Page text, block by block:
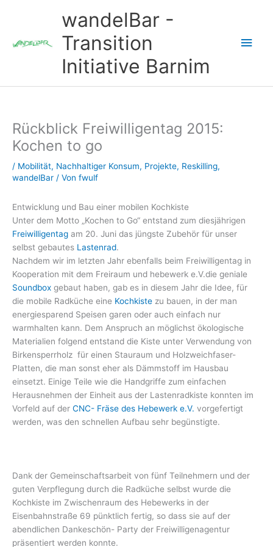
wandelBar -
Transition
Initiative Barnim
Rückblick Freiwilligentag 2015:
Kochen to go
/ Mobilität, Nachhaltiger Konsum, Projekte, Reskilling,
wandelBar / Von fwulf
Entwicklung und Bau einer mobilen Kochkiste
Unter dem Motto „Kochen to Go“ entstand zum diesjährigen
Freiwilligentag am 20. Juni das jüngste Zubehör für unser
selbst gebautes Lastenrad.
Nachdem wir im letzten Jahr ebenfalls beim Freiwilligentag in
Kooperation mit dem Freiraum und hebewerk e.V.die geniale
Soundbox gebaut haben, gab es in diesem Jahr die Idee, für
die mobile Radküche eine Kochkiste zu bauen, in der man
energiesparend Speisen garen oder auch einfach nur
warmhalten kann. Dem Anspruch an möglichst ökologische
Materialien folgend entstand die Kiste unter Verwendung von
Birkensperrholz für einen Stauraum und Holzweichfaser-
Platten, die man sonst eher als Dämmstoff im Hausbau
einsetzt. Einige Teile wie die Handgriffe zum einfachen
Herausnehmen der Einheit aus der Lastenradkiste konnten im
Vorfeld auf der CNC- Fräse des Hebewerk e.V. vorgefertigt
werden, was den schnellen Aufbau sehr begünstigte.
Dank der Gemeinschaftsarbeit von fünf Teilnehmern und der
guten Verpflegung durch die Radküche selbst wurde die
Kochkiste im Zwischenraum des Hebewerks in der
Eisenbahnstraße 69 pünktlich fertig, so dass sie auf der
abendlichen Dankeschön- Party der Freiwilligenagentur
präsentiert werden konnte.